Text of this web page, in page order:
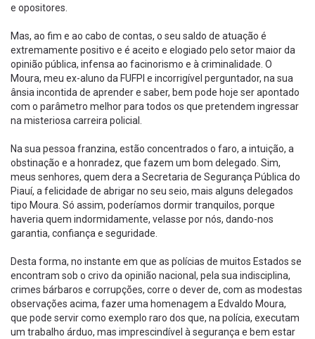
e opositores.
Mas, ao fim e ao cabo de contas, o seu saldo de atuação é
extremamente positivo e é aceito e elogiado pelo setor maior da
opinião pública, infensa ao facinorismo e à criminalidade. O
Moura, meu ex-aluno da FUFPI e incorrigível perguntador, na sua
ânsia incontida de aprender e saber, bem pode hoje ser apontado
com o parâmetro melhor para todos os que pretendem ingressar
na misteriosa carreira policial.
Na sua pessoa franzina, estão concentrados o faro, a intuição, a
obstinação e a honradez, que fazem um bom delegado. Sim,
meus senhores, quem dera a Secretaria de Segurança Pública do
Piauí, a felicidade de abrigar no seu seio, mais alguns delegados
tipo Moura. Só assim, poderíamos dormir tranquilos, porque
haveria quem indormidamente, velasse por nós, dando-nos
garantia, confiança e seguridade.
Desta forma, no instante em que as polícias de muitos Estados se
encontram sob o crivo da opinião nacional, pela sua indisciplina,
crimes bárbaros e corrupções, corre o dever de, com as modestas
observações acima, fazer uma homenagem a Edvaldo Moura,
que pode servir como exemplo raro dos que, na polícia, executam
um trabalho árduo, mas imprescindível à segurança e bem estar